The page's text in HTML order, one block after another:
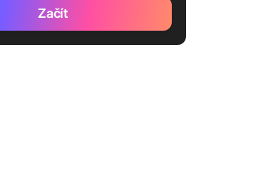
Začít